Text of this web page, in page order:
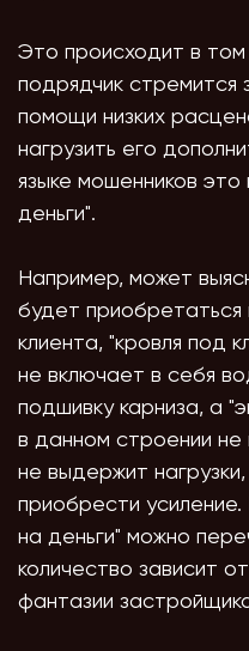
Это происходит в том
подрядчик стремится
помощи низких
нагрузить его
языке мошенников
деньги".
Например, может
будет приобретаться
клиента, "кровля под
не включает в себя
подшивку карниза, а
в данном строении не
не выдержит
приобрести
на деньги" можно
количество зависит
фантазии